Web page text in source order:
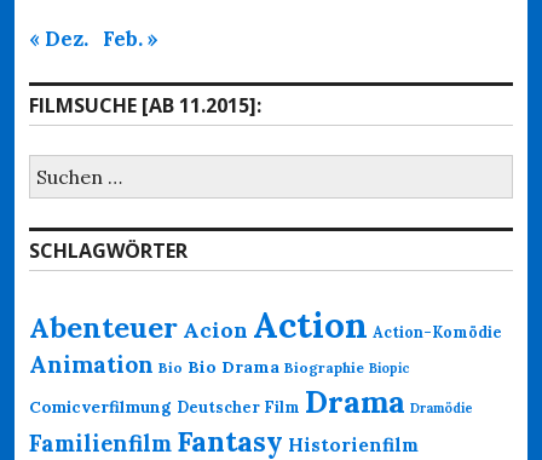
« Dez. Feb. »
FILMSUCHE [AB 11.2015]:
Suchen
nach:
SCHLAGWÖRTER
Abenteuer Acion Action Action-Komödie
Animation Bio Bio Drama Biographie Biopic
Comicverfilmung Deutscher Film Drama Dramödie
Familienfilm Fantasy Historienfilm